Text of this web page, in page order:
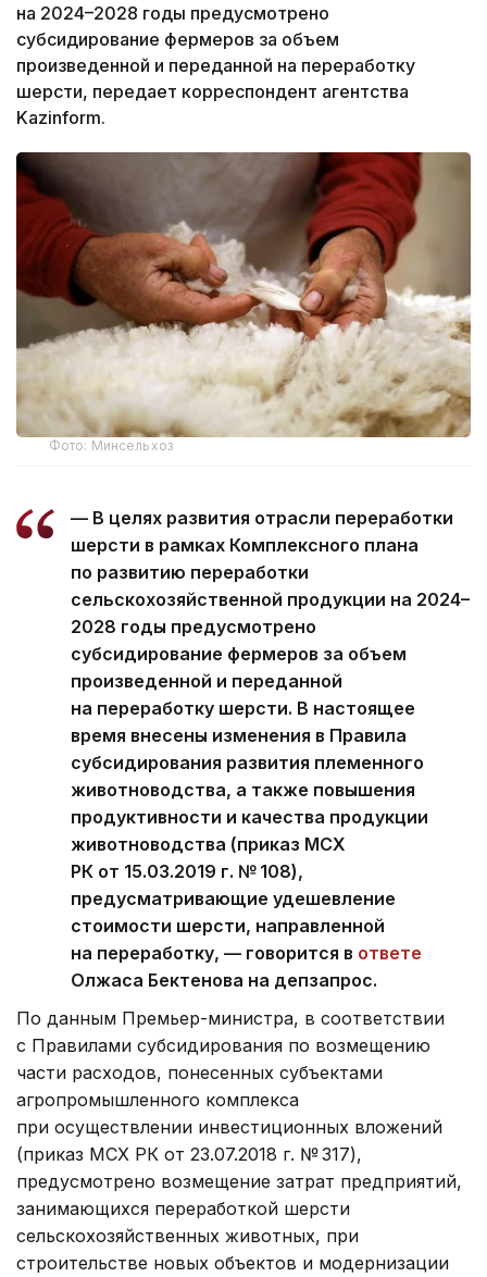
на 2024–2028 годы предусмотрено
субсидирование фермеров за объем
произведенной и переданной на переработку
шерсти, передает корреспондент агентства
Kazinform.
Фото: Минсельхоз
— В целях развития отрасли переработки
шерсти в рамках Комплексного плана
по развитию переработки
сельскохозяйственной продукции на 2024–
2028 годы предусмотрено
субсидирование фермеров за объем
произведенной и переданной
на переработку шерсти. В настоящее
время внесены изменения в Правила
субсидирования развития племенного
животноводства, а также повышения
продуктивности и качества продукции
животноводства (приказ МСХ
РК от 15.03.2019 г. № 108),
предусматривающие удешевление
стоимости шерсти, направленной
на переработку, — говорится в ответе
Олжаса Бектенова на депзапрос.
По данным Премьер-министра, в соответствии
с Правилами субсидирования по возмещению
части расходов, понесенных субъектами
агропромышленного комплекса
при осуществлении инвестиционных вложений
(приказ МСХ РК от 23.07.2018 г. № 317),
предусмотрено возмещение затрат предприятий,
занимающихся переработкой шерсти
сельскохозяйственных животных, при
строительстве новых объектов и модернизации